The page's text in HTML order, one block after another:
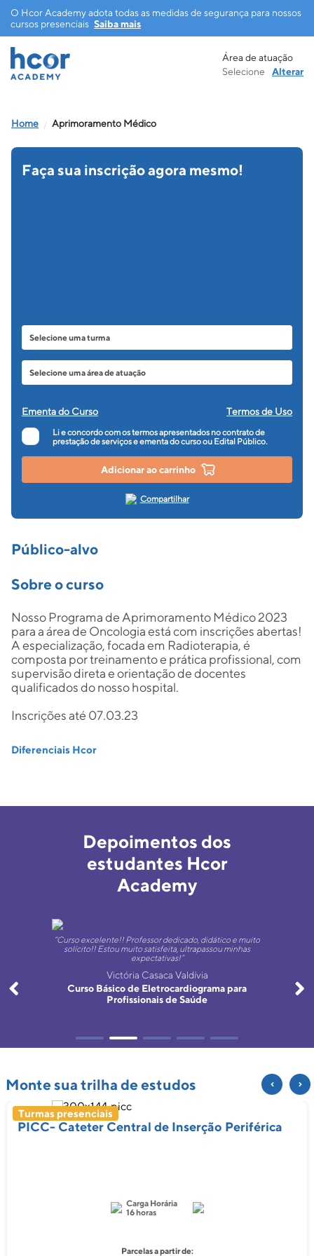
O Hcor Academy adota todas as medidas de segurança para nossos
cursos presenciais Saiba mais
Área de atuação
Selecione
Alterar
Aprimoramento Médico
Aprimoramento em Alta Tecnologia
Turma 2024
Presencial
Aprimoramento Médico
Público-alvo
Sobre o curso
Nosso Programa de Aprimoramento Médico 2023
para a área de Oncologia está com inscrições abertas!
A especialização, focada em Radioterapia, é
composta por treinamento e prática profissional, com
supervisão direta e orientação de docentes
qualificados do nosso hospital.
Inscrições até 07.03.23
Diferenciais Hcor
Faça sua inscrição agora mesmo!
Ementa do Curso Termos de Uso
Li e concordo com os termos apresentados no contrato de
prestação de serviços e ementa do curso ou Edital Público.
Adicionar ao carrinho
Compartilhar
Depoimentos dos
estudantes Hcor
Academy
“Curso excelente!! Professor dedicado, didático e muito
solícito!! Estou muito satisfeita, ultrapassou minhas
expectativas!”
Victória Casaca Valdívia
Curso Básico de Eletrocardiograma para
Profissionais de Saúde
Monte sua trilha de estudos
Turmas presenciais
PICC- Cateter Central de Inserção Periférica
Carga Horária
16 horas
Parcelas a partir de: